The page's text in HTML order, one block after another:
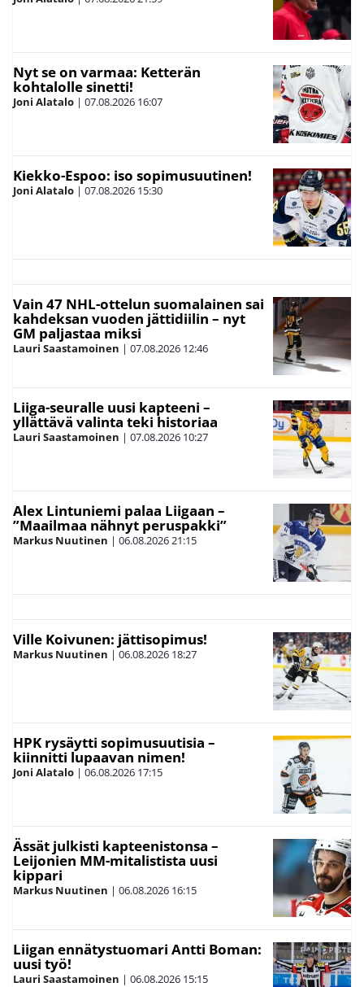
Nyt se on varmaa: Ketterän
kohtalolle sinetti!
Joni Alatalo | 07.08.2026 16:07
Kiekko-Espoo: iso sopimusuutinen!
Joni Alatalo | 07.08.2026 15:30
Vain 47 NHL-ottelun suomalainen sai
kahdeksan vuoden jättidiilin – nyt
GM paljastaa miksi
Lauri Saastamoinen | 07.08.2026 12:46
Liiga-seuralle uusi kapteeni –
yllättävä valinta teki historiaa
Lauri Saastamoinen | 07.08.2026 10:27
Alex Lintuniemi palaa Liigaan –
”Maailmaa nähnyt peruspakki”
Markus Nuutinen | 06.08.202621:15
Ville Koivunen: jättisopimus!
Markus Nuutinen | 06.08.2026 18:27
HPK rysäytti sopimusuutisia –
kiinnitti lupaavan nimen!
Joni Alatalo | 06.08.2026 17:15
Ässät julkisti kapteenistonsa –
Leijonien MM-mitalistista uusi
kippari
Markus Nuutinen | 06.08.2026 16:15
Liigan ennätystuomari Antti Boman:
uusi työ!
Lauri Saastamoinen | 06.08.2026 15:15